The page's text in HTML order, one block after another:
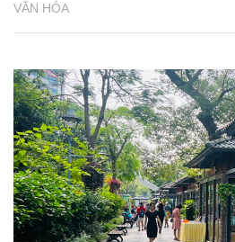
VĂN HÓA